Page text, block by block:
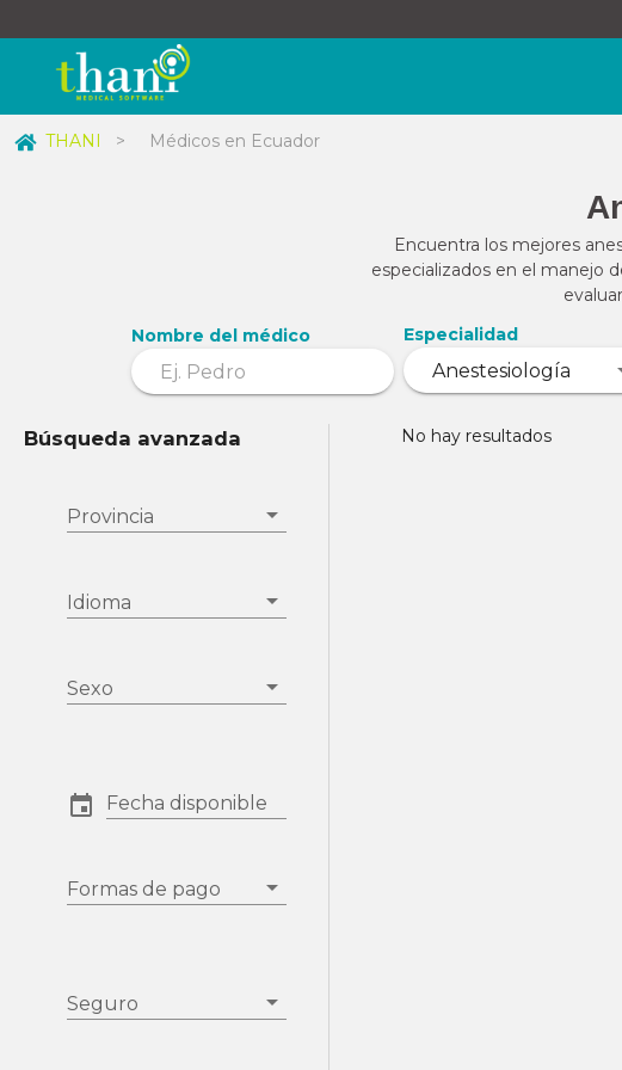
THANI > Médicos en Ecuador
Encuentra los mejores
especializados en el manejo
Nombre del médico
Especialidad
Búsqueda avanzada
Provincia
Idioma
Sexo
Fecha disponible
Formas de pago
Seguro
No hay resultados